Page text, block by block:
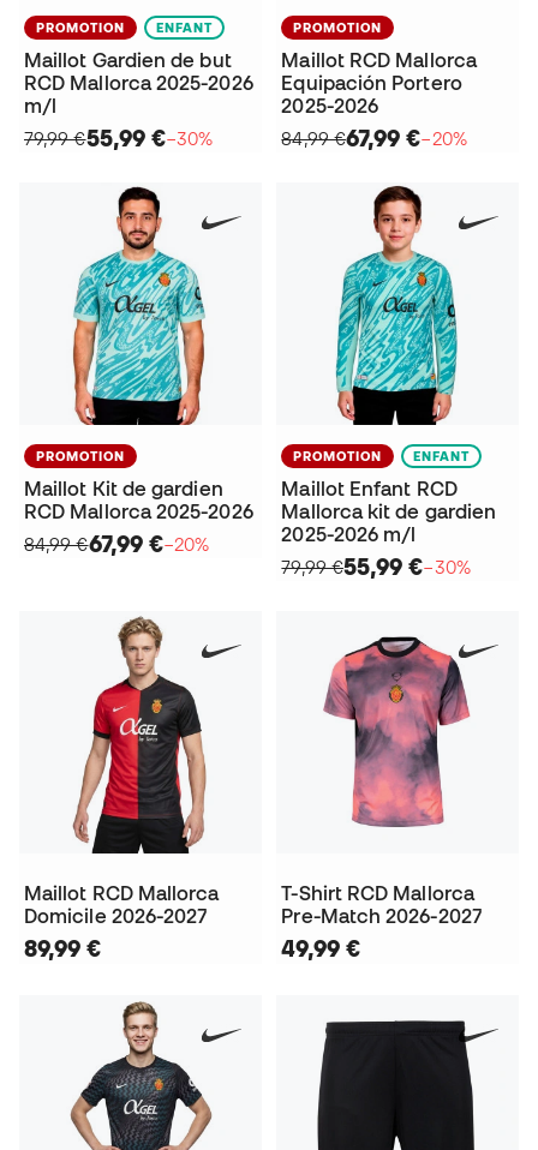
PROMOTION ENFANT
Maillot Gardien de but
RCD Mallorca 2025-2026
m/l
79,99 €55,99 €−30%
PROMOTION
Maillot RCD Mallorca
Equipación Portero
2025-2026
84,99 €67,99 €−20%
PROMOTION
Maillot Kit de gardien
RCD Mallorca 2025-2026
84,99 €67,99 €−20%
PROMOTION ENFANT
Maillot Enfant RCD
Mallorca kit de gardien
2025-2026 m/l
79,99 €55,99 €−30%
Maillot RCD Mallorca
Domicile 2026-2027
89,99 €
T-Shirt RCD Mallorca
Pre-Match 2026-2027
49,99 €